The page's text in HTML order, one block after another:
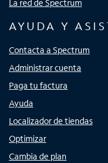
La red de Spectrum
AYUDA Y
Contacta a Spectrum
Administrar cuenta
Paga tu factura
Ayuda
Localizador de tiendas
Optimizar
Cambia de plan